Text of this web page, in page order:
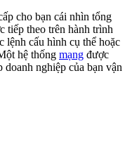
cho bạn cái nhìn tổng
tiếp theo trên hành trình
lệnh cấu hình cụ thể hoặc
hệ thống mạng được
nghiệp của bạn vận